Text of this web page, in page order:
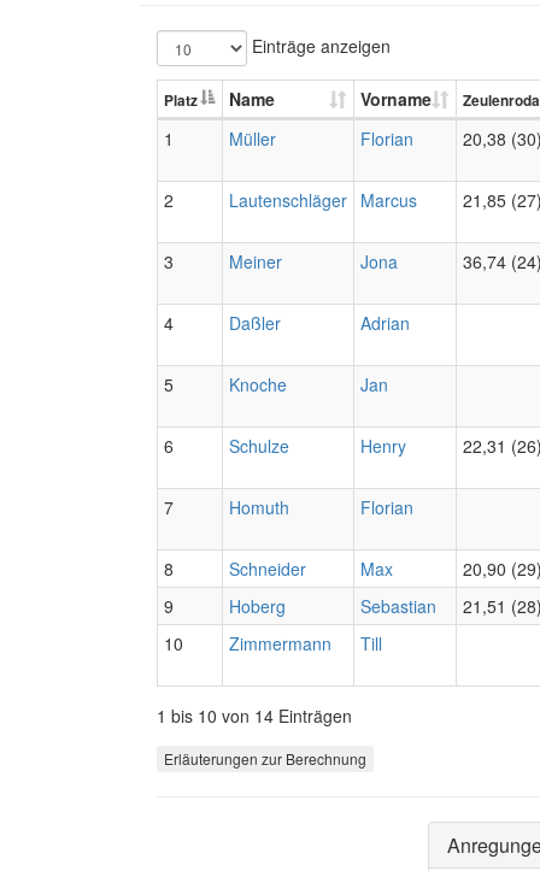
Einträge anzeigen
Platz Name Vorname Zeulenroda
1 Müller Florian 20,38
2 Lautenschläger Marcus 21,85
3 Meiner Jona 36,74
4 Daßler Adrian
5 Knoche Jan
6 Schulze Henry 22,31
7 Homuth Florian
8 Schneider Max
20,90
9
Hoberg Sebastian
21,51
10
Zimmermann Till
1 bis 10 von 14 Einträgen
Erläuterungen zur Berechnung